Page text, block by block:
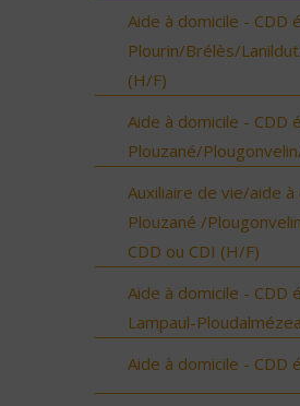
Aide à domicile - CDD
Plourin/Brélès/
(H/F)
Aide à domicile - CDD
Plouzané/
Auxiliaire de vie/aide
Plouzané /
CDD ou CDI (H/F)
Aide à domicile - CDD
Lampaul-
Aide à domicile - CDD